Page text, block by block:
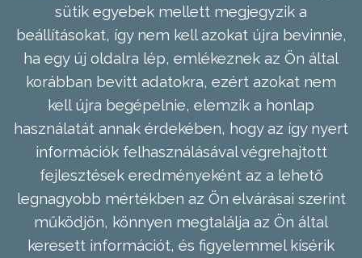
sütik egyebek mellett megjegyzik a
beállításokat, így nem kell azokat újra bevinnie,
ha egy új oldalra lép, emlékeznek az Ön által
korábban bevitt adatokra, ezért azokat nem
kell újra begépelnie, elemzik a honlap
használatát annak érdekében, hogy az így nyert
információk felhasználásával végrehajtott
fejlesztések eredményeként az a lehető
legnagyobb mértékben az Ön elvárásai szerint
működjön, könnyen megtalálja az Ön által
keresett információt, és figyelemmel kísérik